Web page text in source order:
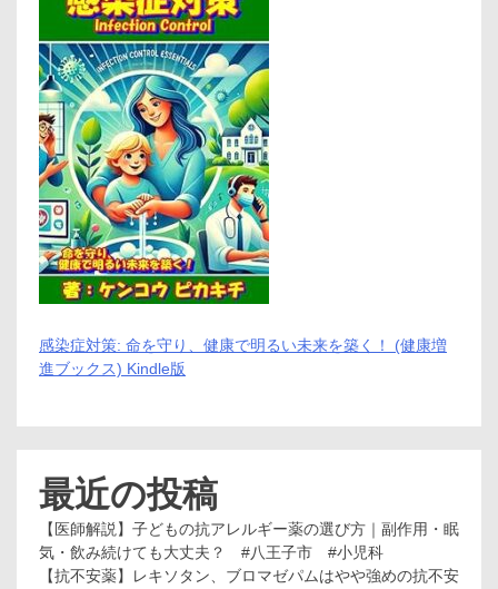
感染症対策: 命を守り、健康で明るい未来を築く！ (健康増
進ブックス) Kindle版
最近の投稿
【医師解説】子どもの抗アレルギー薬の選び方｜副作用・眠
気・飲み続けても大丈夫？ #八王子市 #小児科
【抗不安薬】レキソタン、ブロマゼパムはやや強めの抗不安